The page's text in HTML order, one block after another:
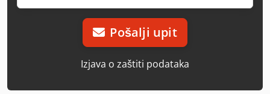
Pošalji upit
Izjava o zaštiti podataka